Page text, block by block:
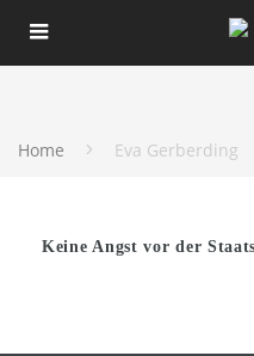
Home Eva Gerberding
Keine Angst vor der